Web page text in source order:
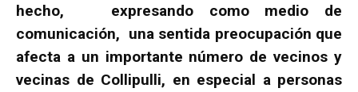
hecho, expresando como medio de
comunicación, una sentida preocupación que
afecta a un importante número de vecinos y
vecinas de Collipulli, en especial a personas